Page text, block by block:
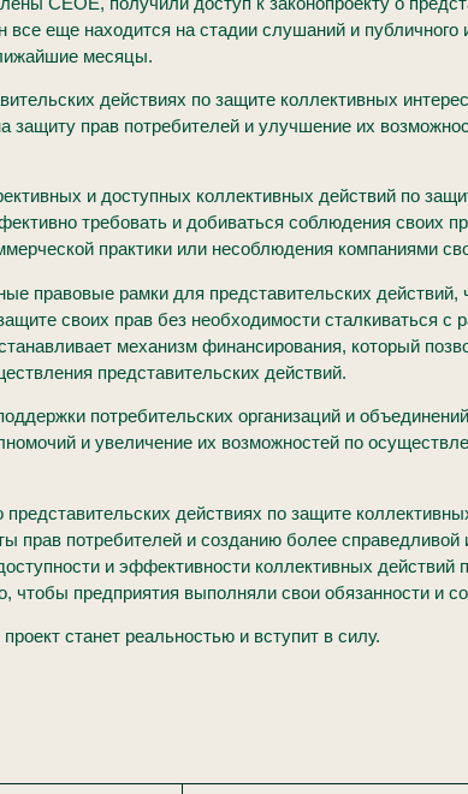
все еще находится на стадии слушаний и
месяцы.
действиях по защите коллективных
защиту прав потребителей и улучшение их
и доступных коллективных действий по
требовать и добиваться соблюдения своих
практики или несоблюдения компаниями
правовые рамки для представительских действий,
своих прав без необходимости сталкиваться с
механизм финансирования, который
представительских действий.
потребительских организаций и
и увеличение их возможностей по
действиях по защите
потребителей и созданию более справедливой
и эффективности коллективных действий
чтобы предприятия выполняли свои обязанности и
станет реальностью и вступит в силу.